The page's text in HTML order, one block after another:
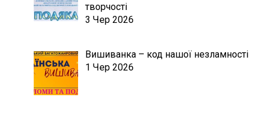
творчості
3 Чер 2026
Вишиванка – код нашої незламності
1 Чер 2026